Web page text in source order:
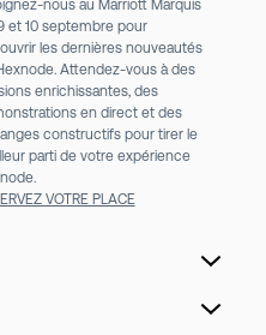
nous au Marriott Marquis
et 10 septembre pour
les dernières nouveautés
Attendez-vous à des
enrichissantes, des
en direct et des
constructifs pour tirer le
parti de votre expérience
VOTRE PLACE